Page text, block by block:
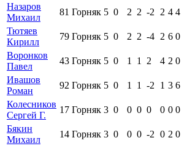
Назаров
Михаил
81 Горняк 5 0 2 2 -2 2 4 4
Тютяев
Кирилл
79 Горняк 5 0 2 2 -4 2 6 0
Воронков
Павел
43 Горняк 5 0 1 1 2 4 2 0
Ивашов
Роман
92 Горняк 5 0 1 1 -2 1 3 6
Колесников
Сергей Г.
17 Горняк 3 0 0 0 0 0 0 0
Бякин
Михаил
14 Горняк 3 0 0 0 -2 0 2 0